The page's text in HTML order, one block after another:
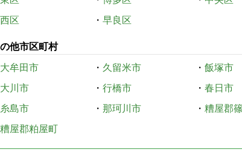
西区 ・ 早良区
他市区町村
大牟田市 ・ 久留米市 ・ 飯塚市
大川市 ・ 行橋市 ・ 春日市
糸島市 ・ 那珂川市 ・ 糟屋郡
糟屋郡粕屋町